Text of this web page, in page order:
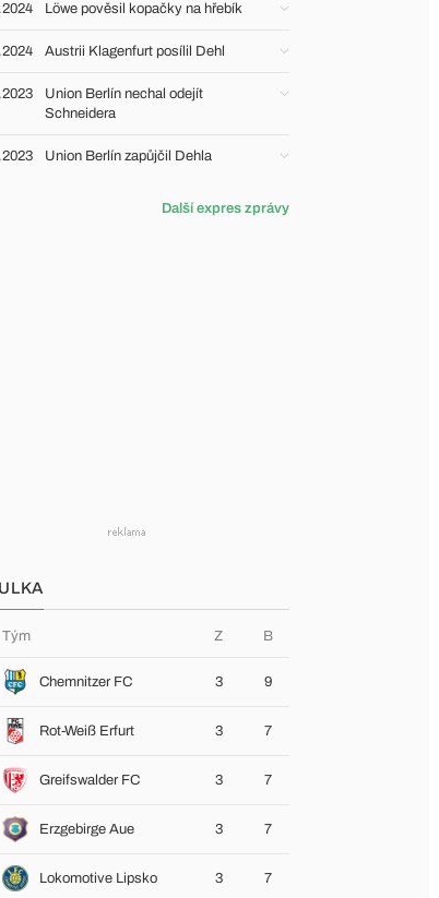
Löwe pověsil kopačky na hřebík
Austrii Klagenfurt posílil Dehl
Union Berlín nechal odejít
Schneidera
Union Berlín zapůjčil Dehla
Další expres zprávy
Tým Z B
Chemnitzer FC 3 9
Rot-Weiß Erfurt 3 7
Greifswalder FC 3 7
Erzgebirge Aue 3 7
Lokomotive Lipsko 3 7